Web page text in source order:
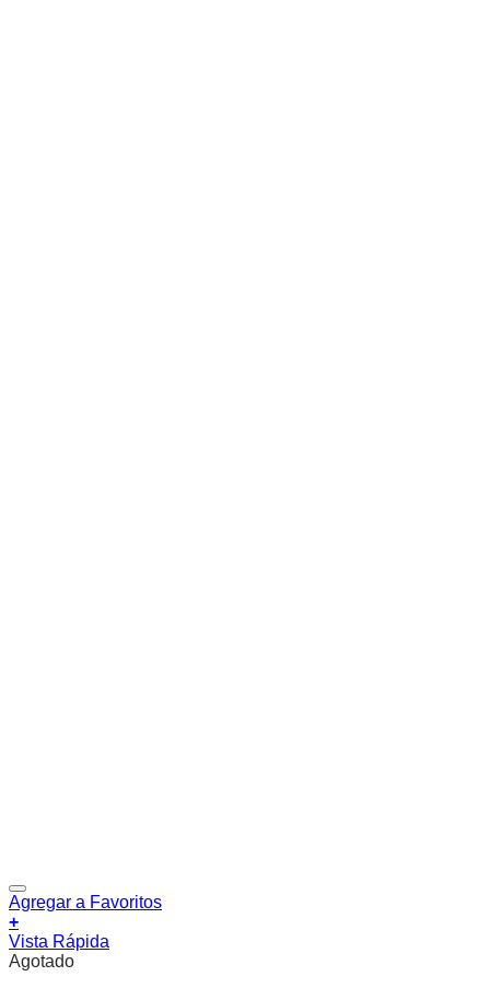
Agregar a Favoritos
+
Vista Rápida
Agotado